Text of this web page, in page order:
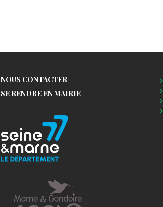
NOUS CONTACTER
SE RENDRE EN MAIRIE